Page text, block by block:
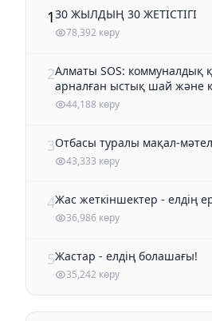
130 ЖЫЛДЫҢ 30 ЖЕТІСТІГІ
78,392 көру
2Алматы SOS: коммуналдық
арналған ыстық шай және
44,188 көру
3Отбасы туралы мақал-
43,333 көру
4Жас жеткіншектер - елдің
36,986 көру
5Жастар - елдің болашағы!
35,242 көру